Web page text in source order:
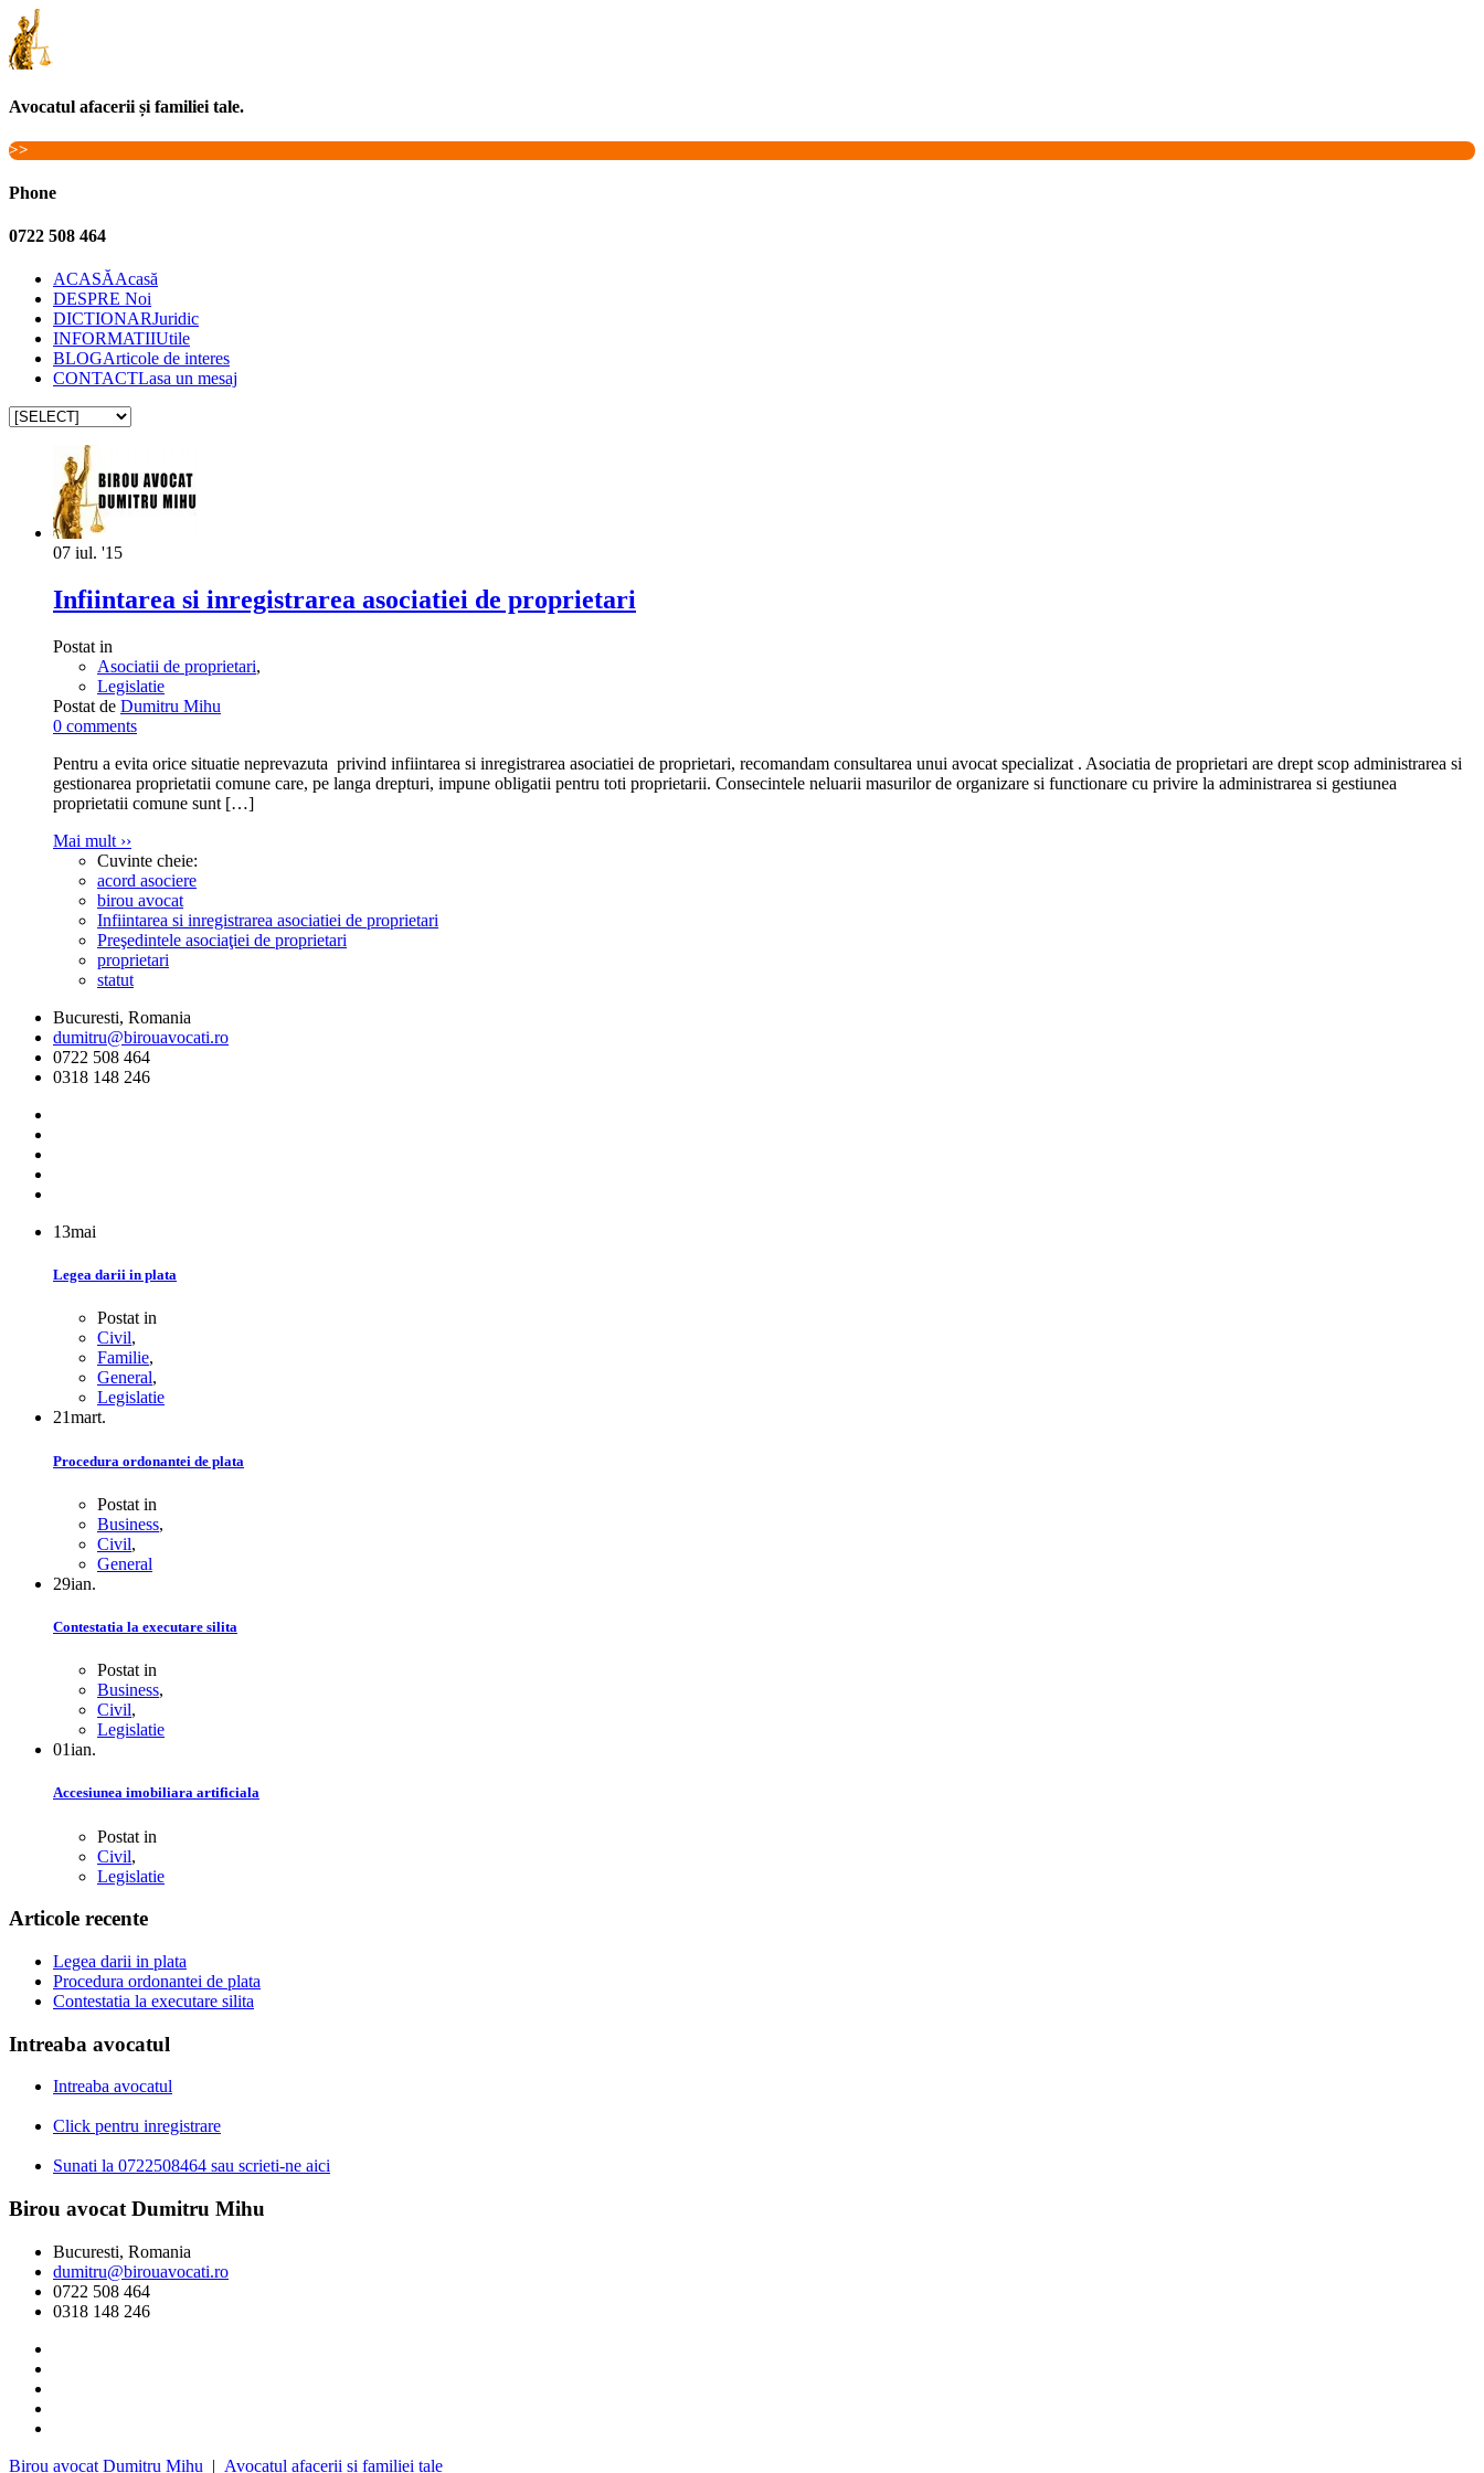
Avocatul afacerii și familiei tale.
>>
Phone
0722 508 464
ACASĂAcasă
DESPRE Noi
DICTIONARJuridic
INFORMATIIUtile
BLOGArticole de interes
CONTACTLasa un mesaj
07 iul. '15
Infiintarea si inregistrarea asociatiei de proprietari
Postat in
Asociatii de proprietari,
Legislatie
Postat de Dumitru Mihu
0 comments
Pentru a evita orice situatie neprevazuta privind infiintarea si inregistrarea asociatiei de proprietari, recomandam consultarea unui avocat specializat . Asociatia de proprietari are drept scop administrarea si
gestionarea proprietatii comune care, pe langa drepturi, impune obligatii pentru toti proprietarii. Consecintele neluarii masurilor de organizare si functionare cu privire la administrarea si gestiunea
proprietatii comune sunt […]
Mai mult ››
Cuvinte cheie:
acord asociere
birou avocat
Infiintarea si inregistrarea asociatiei de proprietari
Preşedintele asociaţiei de proprietari
proprietari
statut
Bucuresti, Romania
dumitru@birouavocati.ro
0722 508 464
0318 148 246
13mai
Legea darii in plata
Postat in
Civil,
Familie,
General,
Legislatie
21mart.
Procedura ordonantei de plata
Postat in
Business,
Civil,
General
29ian.
Contestatia la executare silita
Postat in
Business,
Civil,
Legislatie
01ian.
Accesiunea imobiliara artificiala
Postat in
Civil,
Legislatie
Articole recente
Legea darii in plata
Procedura ordonantei de plata
Contestatia la executare silita
Intreaba avocatul
Intreaba avocatul
Click pentru inregistrare
Sunati la 0722508464 sau scrieti-ne aici
Birou avocat Dumitru Mihu
Bucuresti, Romania
dumitru@birouavocati.ro
0722 508 464
0318 148 246
Birou avocat Dumitru Mihu | Avocatul afacerii si familiei tale